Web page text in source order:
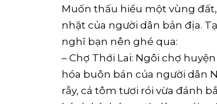
Muốn thấu hiểu một vùng
nhật của người dân bản địa.
nghĩ bạn nên ghé qua:
– Chợ Thới Lai: Ngôi chợ
hóa buôn bán của người dân
rẫy, cá tôm tươi rói vừa đánh